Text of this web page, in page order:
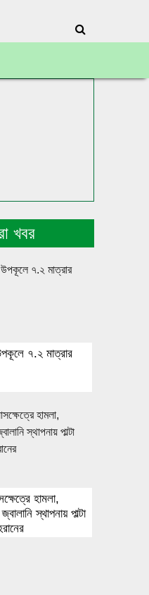
খবর
৭.২ মাত্রার
হামলা,
স্থাপনায় পাল্টা